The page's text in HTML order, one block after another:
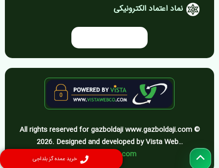
خرید عمده گز بلداجی
نماد اعتماد الکترونیکی
All rights reserved for gazboldaji www.gazboldaji.com ©
2026. Designed and developed by Vista Web…
vistawebco.com
پیمایش